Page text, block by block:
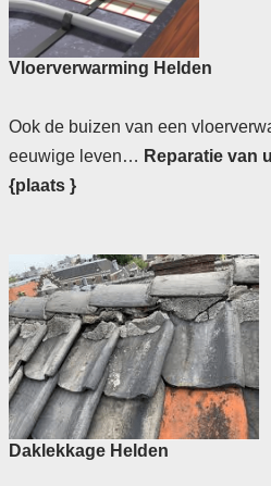
Vloerverwarming Helden
Ook de buizen van een
eeuwige leven… Reparatie van
{plaats }
Daklekkage Helden